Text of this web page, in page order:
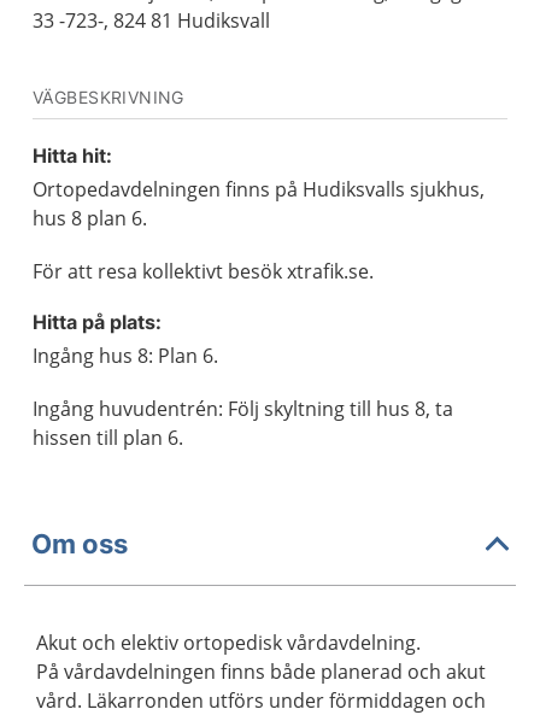
33 -723-, 824 81 Hudiksvall
VÄGBESKRIVNING
Hitta hit:
Ortopedavdelningen finns på Hudiksvalls sjukhus,
hus 8 plan 6.
För att resa kollektivt besök xtrafik.se.
Hitta på plats:
Ingång hus 8: Plan 6.
Ingång huvudentrén: Följ skyltning till hus 8, ta
hissen till plan 6.
Om oss
Akut och elektiv ortopedisk vårdavdelning.
På vårdavdelningen finns både planerad och akut
vård. Läkarronden utförs under förmiddagen och